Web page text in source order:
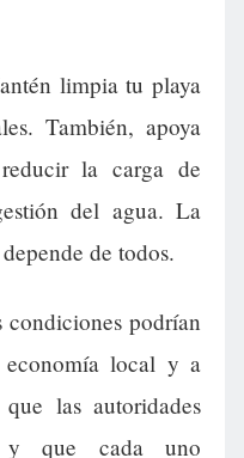
limpia tu playa
También, apoya
la carga de
del agua. La
de todos.
condiciones podrían
economía local y a
las autoridades
y que cada uno